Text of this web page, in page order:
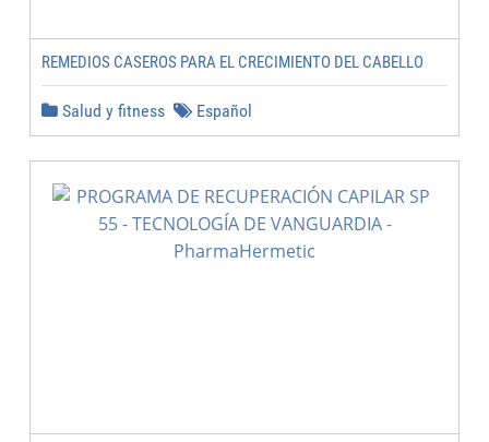
REMEDIOS CASEROS PARA EL CRECIMIENTO DEL CABELLO
Salud y fitness Español